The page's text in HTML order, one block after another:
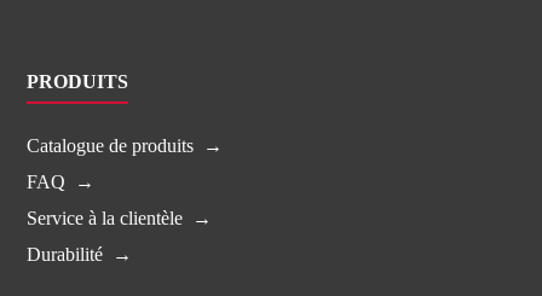
PRODUITS
Catalogue de produits
FAQ
Service à la clientèle
Durabilité